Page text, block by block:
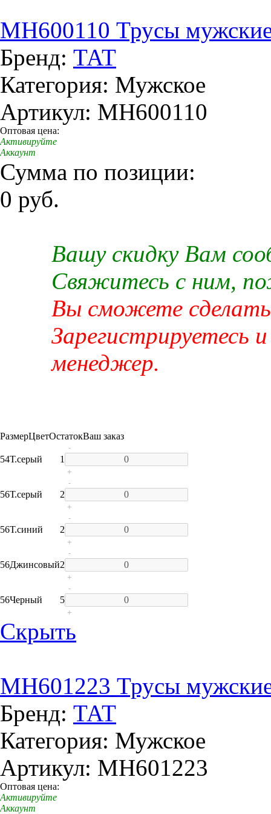
MH600110 Трусы
Бренд: ТАТ
Категория: Мужское
Артикул: MH600110
Оптовая цена:
Активируйте
Аккаунт
Сумма по позиции:
0 руб.
Вашу скидку Вам
Свяжитесь с ним,
Вы сможете сделать
Зарегистрируетесь
менеджер.
РазмерЦветОстатокВаш заказ
54Т.серый 1
-
+
56Т.серый 2
-
+
56Т.синий 2
-
+
56Джинсовый2
-
+
56Черный 5
-
+
Скрыть
MH601223 Трусы
Бренд: ТАТ
Категория: Мужское
Артикул: MH601223
Оптовая цена:
Активируйте
Аккаунт